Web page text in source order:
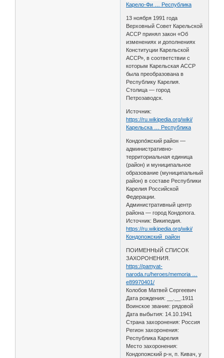
Карело-Фи … Республика
13 ноября 1991 года
Верховный Совет Карельской
АССР принял закон «Об
изменениях и дополнениях
Конституции Карельской
АССР», в соответствии с
которым Карельская АССР
была преобразована в
Республику Карелия.
Столица — город
Петрозаводск.
Источник:
https://ru.wikipedia.org/wiki/
Карельска … Республика
Кондопо́жский район —
административно-
территориальная единица
(район) и муниципальное
образование (муниципальный
район) в составе Республики
Карелия Российской
Федерации.
Административный центр
района — город Кондопога.
Источник: Википедия.
https://ru.wikipedia.org/wiki/
Кондопожский_район
ПОИМЕННЫЙ СПИСОК
ЗАХОРОНЕНИЯ.
https://pamyat-
naroda.ru/heroes/memoria …
e89970401/
Колобов Матвей Сергеевич
Дата рождения: __.__.1911
Воинское звание: рядовой
Дата выбытия: 14.10.1941
Страна захоронения: Россия
Регион захоронения:
Республика Карелия
Место захоронения:
Кондопожский р-н, п. Кивач, у